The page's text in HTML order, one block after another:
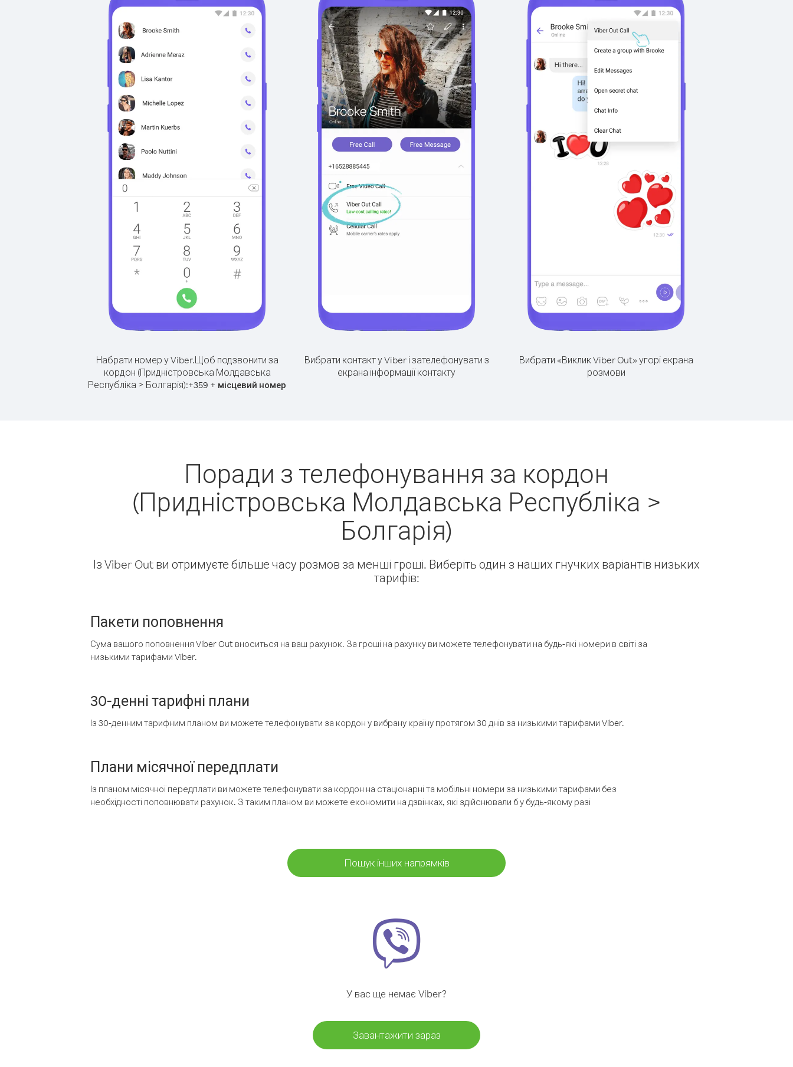
Набрати номер у Viber.Щоб подзвонити за
кордон (Придністровська Молдавська
Республіка > Болгарія):+359 + місцевий номер
Вибрати контакт у Viber і зателефонувати з
екрана інформації контакту
Вибрати «Виклик Viber Out» угорі екрана
розмови
Поради з телефонування за кордон
(Придністровська Молдавська Республіка >
Болгарія)
Із Viber Out ви отримуєте більше часу розмов за менші гроші. Виберіть один з наших гнучких варіантів низьких
тарифів:
Пакети поповнення
Сума вашого поповнення Viber Out вноситься на ваш рахунок. За гроші на рахунку ви можете телефонувати на будь-які номери в світі за
низькими тарифами Viber.
30-денні тарифні плани
Із 30-денним тарифним планом ви можете телефонувати за кордон у вибрану країну протягом 30 днів за низькими тарифами Viber.
Плани місячної передплати
Із планом місячної передплати ви можете телефонувати за кордон на стаціонарні та мобільні номери за низькими тарифами без
необхідності поповнювати рахунок. З таким планом ви можете економити на дзвінках, які здійснювали б у будь-якому разі
Пошук інших напрямків
У вас ще немає Viber?
Завантажити зараз